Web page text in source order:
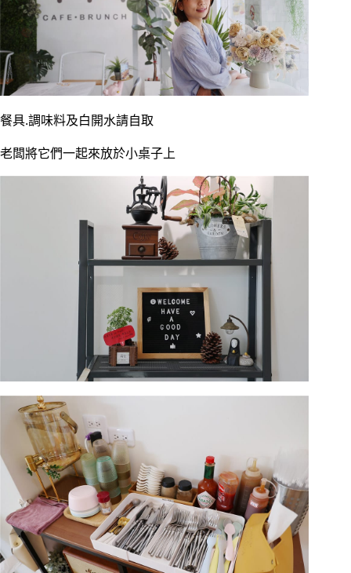
餐具.調味料及白開水請自取
老闆將它們一起來放於小桌子上